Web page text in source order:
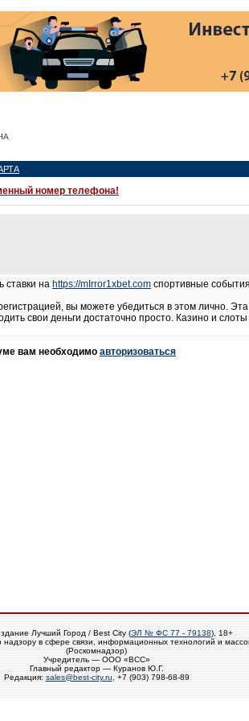
номер телефона!
ставки на https://mIrror1xbet.com спортивные
вы можете убедиться в этом лично.
свои деньги достаточно просто. Казино и
вам необходимо авторизоваться
Лучший Город / Best City (ЭЛ № ФС 77 - 79138), 18+
в сфере связи, информационных технологий и
(Роскомнадзор)
Учредитель — ООО «ВСС»
Главный редактор — Куранов Ю.Г.
Редакция: sales@best-city.ru , +7 (903) 798-68-89